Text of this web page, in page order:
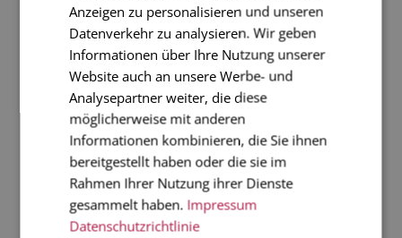
Einladungskarten-zum-Dinner-4
Anzeigen zu personalisieren und unseren
Datenverkehr zu analysieren. Wir geben
Informationen über Ihre Nutzung unserer
Website auch an unsere Werbe- und
Analysepartner weiter, die diese
möglicherweise mit anderen
Informationen kombinieren, die Sie ihnen
bereitgestellt haben oder die sie im
Rahmen Ihrer Nutzung ihrer Dienste
gesammelt haben. Impressum
Datenschutzrichtlinie